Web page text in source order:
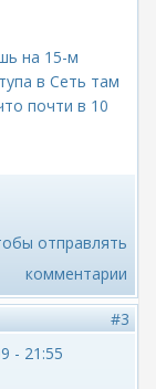
на 15-м
в Сеть там
почти в 10
отправлять
комментарии
#3
- 21:55